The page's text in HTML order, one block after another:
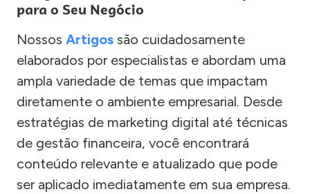
para o Seu Negócio
Nossos Artigos são cuidadosamente
elaborados por especialistas e abordam uma
ampla variedade de temas que impactam
diretamente o ambiente empresarial. Desde
estratégias de marketing digital até técnicas
de gestão financeira, você encontrará
conteúdo relevante e atualizado que pode
ser aplicado imediatamente em sua empresa.